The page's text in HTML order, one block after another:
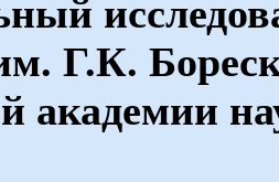
Г.К.
академии